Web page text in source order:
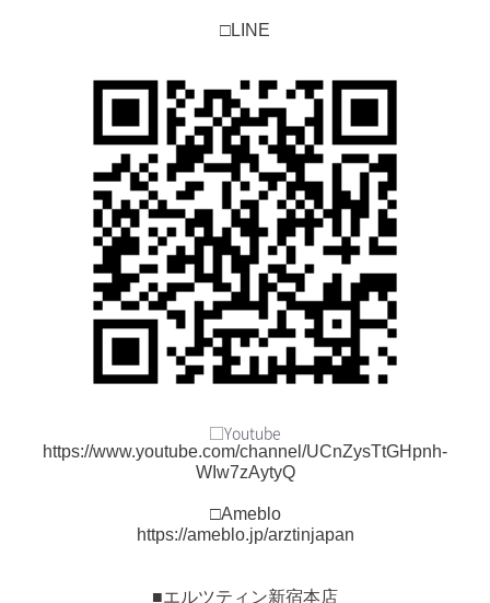
□LINE
□Youtube
https://www.youtube.com/channel/UCnZysTtGHpnh-
WIw7zAytyQ
□Ameblo
https://ameblo.jp/arztinjapan
■エルツティン新宿本店